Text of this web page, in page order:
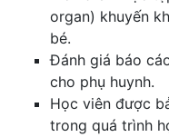
organ) khuyến
bé.
Đánh giá báo
cho phụ huynh.
Học viên được
trong quá trình